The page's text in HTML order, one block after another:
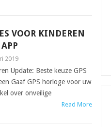
VOOR KINDEREN
2019
Update: Beste keuze GPS
Gaaf GPS horloge voor uw
over onveilige
Read More